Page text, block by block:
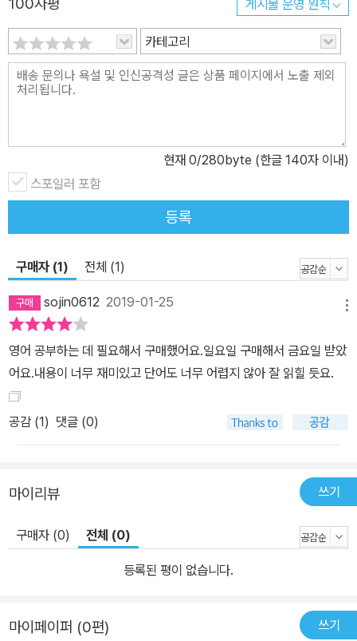
100자평 게시물 운영 원칙
카테고리
현재 0/280byte (한글 140자 이내)
스포일러 포함
등록
구매자 (1) 전체 (1)
sojin0612 2019-01-25
영어 공부하는 데 필요해서 구매했어요.일요일 구매해서 금요일 받았
어요.내용이 너무 재미있고 단어도 너무 어렵지 않아 잘 읽힐 듯요.
공감 (1) 댓글 (0)
마이리뷰 쓰기
구매자 (0) 전체 (0)
등록된 평이 없습니다.
마이페이퍼 (0편) 쓰기